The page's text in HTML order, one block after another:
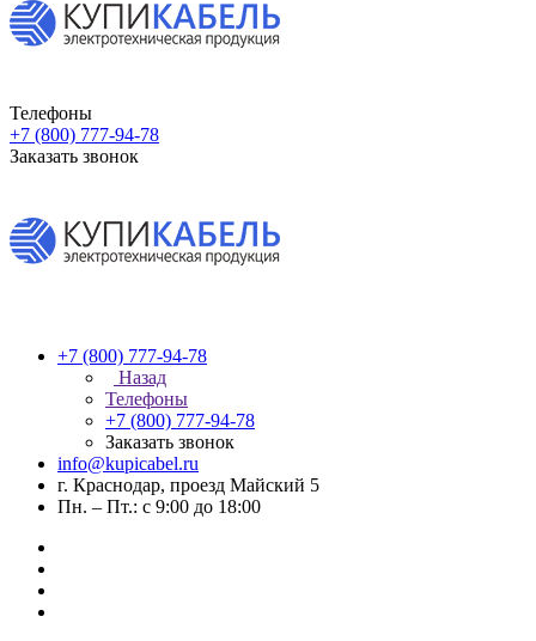
Телефоны
+7 (800) 777-94-78
Заказать звонок
+7 (800) 777-94-78
Назад
Телефоны
+7 (800) 777-94-78
Заказать звонок
info@kupicabel.ru
г. Краснодар, проезд Майский 5
Пн. – Пт.: с 9:00 до 18:00